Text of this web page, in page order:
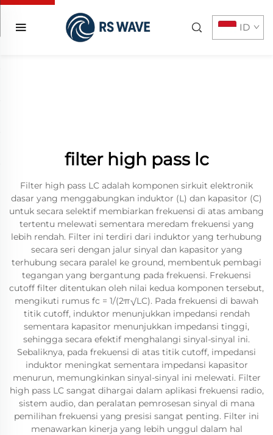
ID
filter high pass lc
Filter high pass LC adalah komponen sirkuit elektronik
dasar yang menggabungkan induktor (L) dan kapasitor (C)
untuk secara selektif membiarkan frekuensi di atas ambang
tertentu melewati sementara meredam frekuensi yang
lebih rendah. Filter ini terdiri dari induktor yang terhubung
secara seri dengan jalur sinyal dan kapasitor yang
terhubung secara paralel ke ground, membentuk pembagi
tegangan yang bergantung pada frekuensi. Frekuensi
cutoff filter ditentukan oleh nilai kedua komponen tersebut,
mengikuti rumus fc = 1/(2π√LC). Pada frekuensi di bawah
titik cutoff, induktor menunjukkan impedansi rendah
sementara kapasitor menunjukkan impedansi tinggi,
sehingga secara efektif menghalangi sinyal-sinyal ini.
Sebaliknya, pada frekuensi di atas titik cutoff, impedansi
induktor meningkat sementara impedansi kapasitor
menurun, memungkinkan sinyal-sinyal ini melewati. Filter
high pass LC sangat dihargai dalam aplikasi frekuensi radio,
sistem audio, dan peralatan pemrosesan sinyal di mana
pemilihan frekuensi yang presisi sangat penting. Filter ini
menawarkan kinerja yang lebih unggul dalam hal